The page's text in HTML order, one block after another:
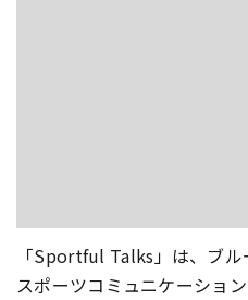
「Sportful Talks」は、ブ
スポーツコミュニケーショ